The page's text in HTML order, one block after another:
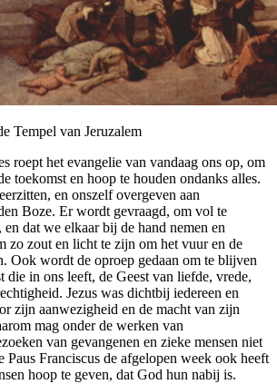
Tempel van Jeruzalem
roept het evangelie van vandaag ons op, om
toekomst en hoop te houden ondanks alles.
en onszelf overgeven aan
Boze. Er wordt gevraagd, om vol te
dat we elkaar bij de hand nemen en
zo zout en licht te zijn om het vuur en de
Ook wordt de oproep gedaan om te blijven
die in ons leeft, de Geest van liefde, vrede,
Jezus was dichtbij iedereen en
zijn aanwezigheid en de macht van zijn
mag onder de werken van
van gevangenen en zieke mensen niet
Paus Franciscus de afgelopen week ook heeft
hoop te geven, dat God hun nabij is.